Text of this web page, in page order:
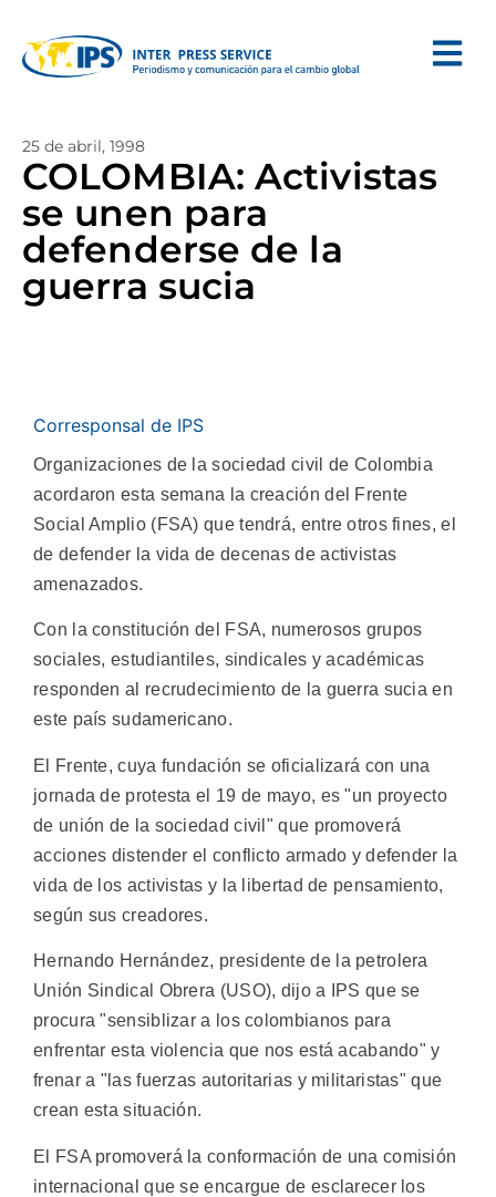
25 de abril, 1998
COLOMBIA: Activistas
se unen para
defenderse de la
guerra sucia
Corresponsal de IPS
Organizaciones de la sociedad civil de Colombia
acordaron esta semana la creación del Frente
Social Amplio (FSA) que tendrá, entre otros fines, el
de defender la vida de decenas de activistas
amenazados.
Con la constitución del FSA, numerosos grupos
sociales, estudiantiles, sindicales y académicas
responden al recrudecimiento de la guerra sucia en
este país sudamericano.
El Frente, cuya fundación se oficializará con una
jornada de protesta el 19 de mayo, es "un proyecto
de unión de la sociedad civil" que promoverá
acciones distender el conflicto armado y defender la
vida de los activistas y la libertad de pensamiento,
según sus creadores.
Hernando Hernández, presidente de la petrolera
Unión Sindical Obrera (USO), dijo a IPS que se
procura "sensiblizar a los colombianos para
enfrentar esta violencia que nos está acabando" y
frenar a "las fuerzas autoritarias y militaristas" que
crean esta situación.
El FSA promoverá la conformación de una comisión
internacional que se encargue de esclarecer los